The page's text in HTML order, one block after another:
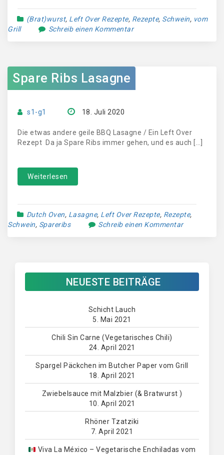
(Brat)wurst, Left Over Rezepte, Rezepte, Schwein, vom
Grill
Schreib einen Kommentar
Spare Ribs Lasagne
s1-g1 18. Juli 2020
Die etwas andere geile BBQ Lasagne / Ein Left Over
Rezept Da ja Spare Ribs immer gehen, und es auch […]
Weiterlesen
Dutch Oven, Lasagne, Left Over Rezepte, Rezepte,
Schwein, Spareribs Schreib einen Kommentar
NEUESTE BEITRÄGE
Schicht Lauch
5. Mai 2021
Chili Sin Carne (Vegetarisches Chili)
24. April 2021
Spargel Päckchen im Butcher Paper vom Grill
18. April 2021
Zwiebelsauce mit Malzbier (& Bratwurst )
10. April 2021
Rhöner Tzatziki
7. April 2021
Viva La México – Vegetarische Enchiladas vom